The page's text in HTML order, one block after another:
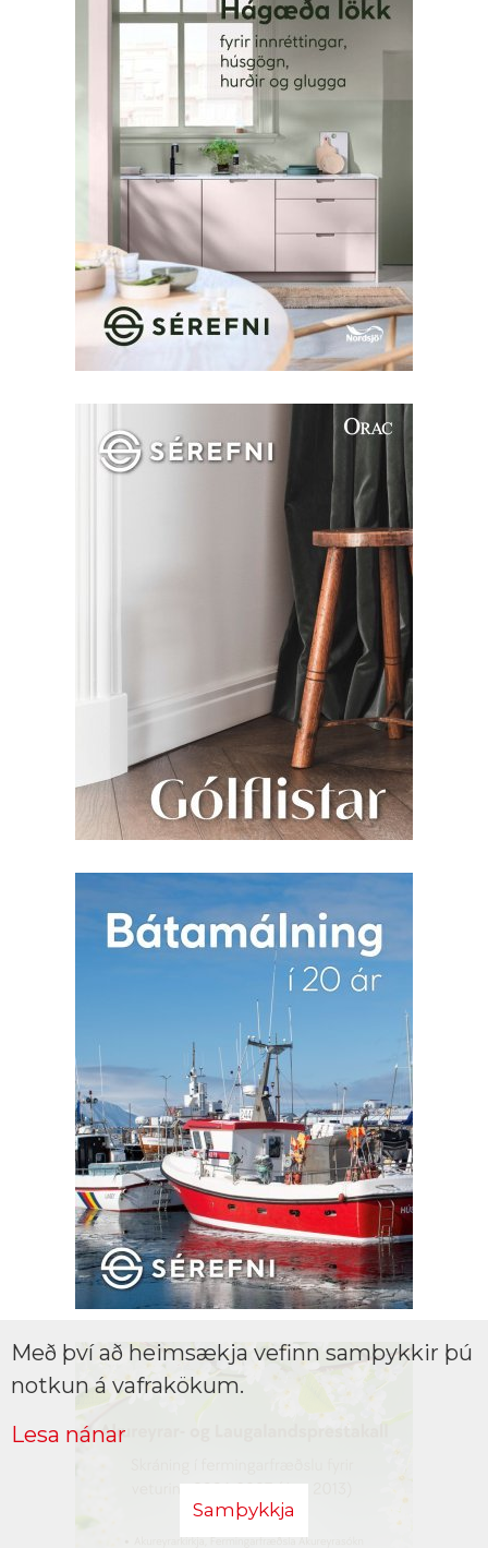
Með því að heimsækja vefinn samþykkir þú
notkun á vafrakökum.
Lesa nánar
Samþykkja